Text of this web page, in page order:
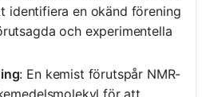
identifiera en okänd förening
och experimentella
: En kemist förutspår NMR-
för att